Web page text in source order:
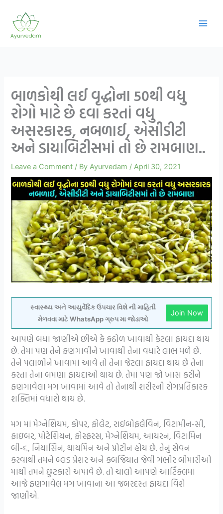
content
બાળકોથી લઈ વૃદ્ધોના 50થી વધુ
રોગો માટે છે દવા કરતાં વધુ
અસરકારક, નબળાઈ, એસીડીટી
અને ડાયાબિટીસમાં તો છે રામબાણ..
Leave a Comment / ByAyurvedam /April 30, 2021
સ્વાસ્થ્ય અને આયુર્વેદિક ઉપચાર વિશે ની માહિતી
મેળવવા માટે WhatsApp ગ્રુપ મા જોડાઓ
Join Now
આપણે બધા જાણીએ છીએ કે કઠોળ ખાવાથી કેટલા ફાયદા થાય
છે. તેમાં પણ તેને ફણગાવીને ખાવાથી તેના વધારે લાભ મળે છે.
તેને પલાળીને ખાવામાં આવે તો તેના જેટલા ફાયદા થાય છે તેના
કરતા તેના બમણા ફાયદાઓ થાય છે. તેમાં પણ જો ખાસ કરીને
ફણગાવેલા મગ ખાવામાં આવે તો તેનાથી શરીરની રોગપ્રતિકારક
શક્તિમાં વધારો થાય છે.
મગ માં મેગ્નેશિયમ, કોપર, ફોલેટ, રાઈબોફલેવિન, વિટામીન-સી,
ફાઇબર, પોટેશિયન, ફોસ્ફરસ, મેગ્નેશિયમ, આયરન, વિટામિન
બી-૬, નિયાસિન, થાયમિન અને પ્રોટીન હોય છે. તેનું સેવન
કરવાથી તમને બ્લડ પ્રેશર અને કબજિયાત જેવી ગંભીર બીમારીઓ
માંથી તમને છુટકારો અપાવે છે. તો ચાલો આપણે આર્ટિકલમાં
આજે ફણગાવેલ મગ ખાવાના આ જબરદસ્ત ફાયદા વિશે
જાણીએ.